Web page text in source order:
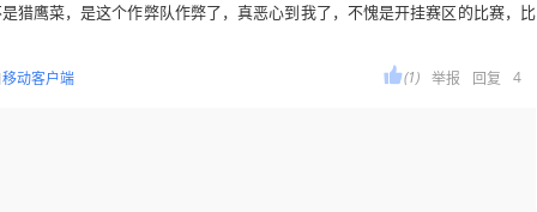
猎鹰菜，是这个作弊队作弊了，真恶心到我了，不愧是开挂赛区的比赛，比
移动客户端 4
回复
举报
(1)